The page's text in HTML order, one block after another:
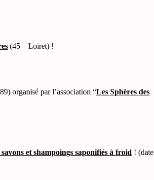
(45 – Loiret) !
organisé par l’association “Les Sphères des
savons et shampoings saponifiés à froid ! (date